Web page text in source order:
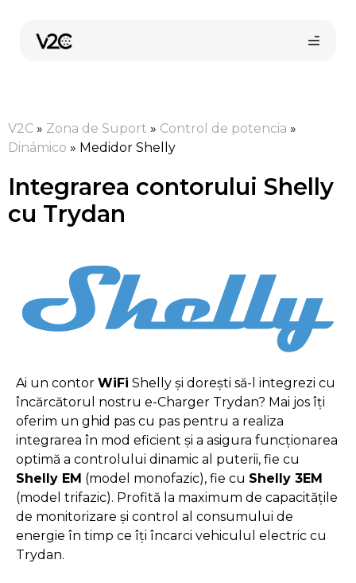
conținut
Cumpără online
V2C » Zona de Suport » Control de potencia »
Dinámico » Medidor Shelly
Integrarea contorului Shelly
cu Trydan
Ai un contor WiFi Shelly și dorești să-l integrezi cu
încărcătorul nostru e-Charger Trydan? Mai jos îți
oferim un ghid pas cu pas pentru a realiza
integrarea în mod eficient și a asigura funcționarea
optimă a controlului dinamic al puterii, fie cu
Shelly EM (model monofazic), fie cu Shelly 3EM
(model trifazic). Profită la maximum de capacitățile
de monitorizare și control al consumului de
energie în timp ce îți încarci vehiculul electric cu
Trydan.